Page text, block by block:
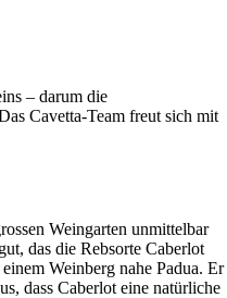
– darum die
Cavetta-Team freut sich mit
Weingarten unmittelbar
das die Rebsorte Caberlot
Weinberg nahe Padua. Er
dass Caberlot eine natürliche